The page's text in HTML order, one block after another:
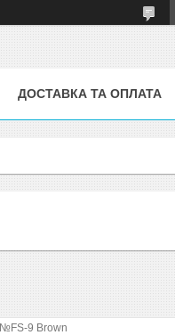
ДОСТАВКА ТА ОПЛАТА
№FS-9 Brown